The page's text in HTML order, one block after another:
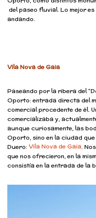
del paseo fluvial. Lo mejor
andando.
Vila Nova de Gaia
Paseando por la ribera del
Oporto: entrada directa del
comercial procedente de él.
comercializaba y,
aunque curiosamente, las
Oporto, sino en la ciudad
Duero:Vila Nova de Gaia.
que nos ofrecieron, en la
consistía en la entrada de la